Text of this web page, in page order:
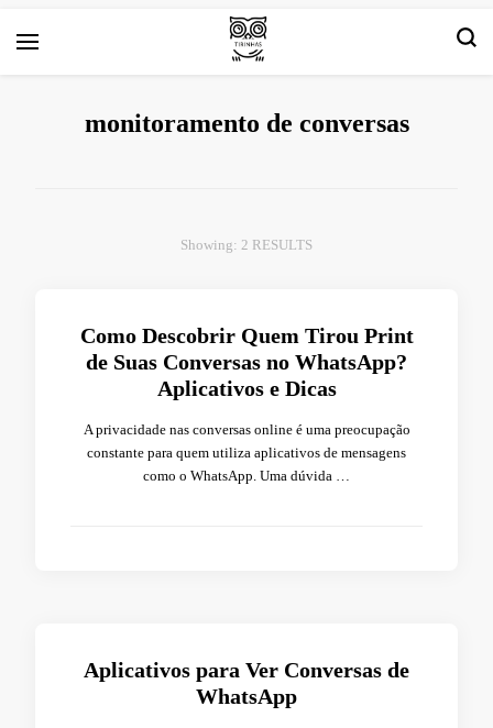
Tirinha.com
monitoramento de conversas
Showing: 2 RESULTS
Como Descobrir Quem Tirou Print
de Suas Conversas no WhatsApp?
Aplicativos e Dicas
A privacidade nas conversas online é uma preocupação
constante para quem utiliza aplicativos de mensagens
como o WhatsApp. Uma dúvida …
Aplicativos para Ver Conversas de
WhatsApp